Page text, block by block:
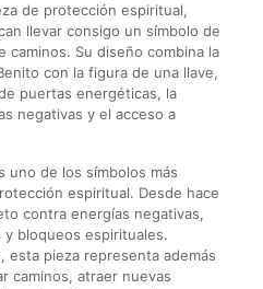
de protección espiritual,
llevar consigo un símbolo de
Su diseño combina la
con la figura de una llave,
puertas energéticas, la
negativas y el acceso a
uno de los símbolos más
espiritual. Desde hace
contra energías negativas,
y bloqueos espirituales.
esta pieza representa además
caminos, atraer nuevas